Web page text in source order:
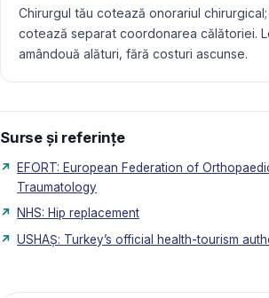
Chirurgul tău cotează onorariul chirurgical;
cotează separat coordonarea călătoriei.
amândouă alături, fără costuri ascunse.
Surse și referințe
EFORT: European Federation of
Traumatology
NHS: Hip replacement
USHAŞ: Turkey’s official health-tourism